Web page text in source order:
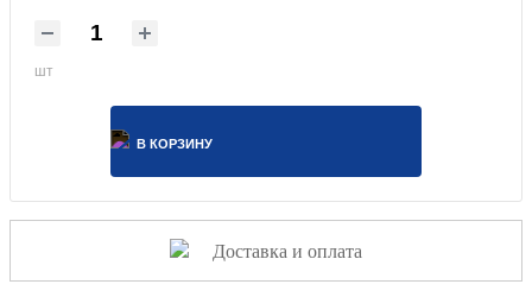
шт
В КОРЗИНУ
Доставка и оплата